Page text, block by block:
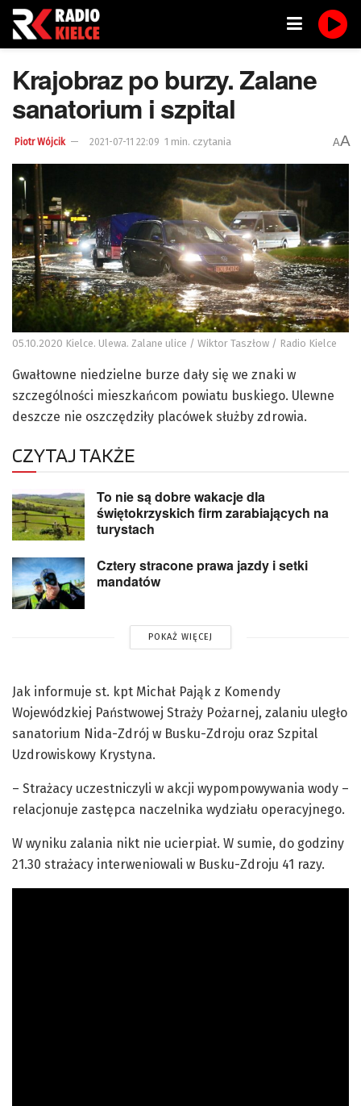
Krajobraz po burzy. Zalane
sanatorium i szpital
Piotr Wójcik 2021-07-11 22:09 1 min. czytania AA
05.10.2020 Kielce. Ulewa. Zalane ulice / Wiktor Taszłow / Radio Kielce
Gwałtowne niedzielne burze dały się we znaki w
szczególności mieszkańcom powiatu buskiego. Ulewne
deszcze nie oszczędziły placówek służby zdrowia.
CZYTAJ TAKŻE
To nie są dobre wakacje dla
świętokrzyskich firm zarabiających na
turystach
Cztery stracone prawa jazdy i setki
mandatów
POKAŻ WIĘCEJ
Jak informuje st. kpt Michał Pająk z Komendy
Wojewódzkiej Państwowej Straży Pożarnej, zalaniu uległo
sanatorium Nida-Zdrój w Busku-Zdroju oraz Szpital
Uzdrowiskowy Krystyna.
– Strażacy uczestniczyli w akcji wypompowywania wody –
relacjonuje zastępca naczelnika wydziału operacyjnego.
W wyniku zalania nikt nie ucierpiał. W sumie, do godziny
21.30 strażacy interweniowali w Busku-Zdroju 41 razy.